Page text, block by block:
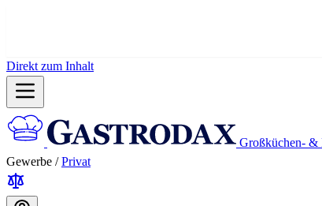
Direkt zum Inhalt
Großküchen-
Gewerbe / Privat